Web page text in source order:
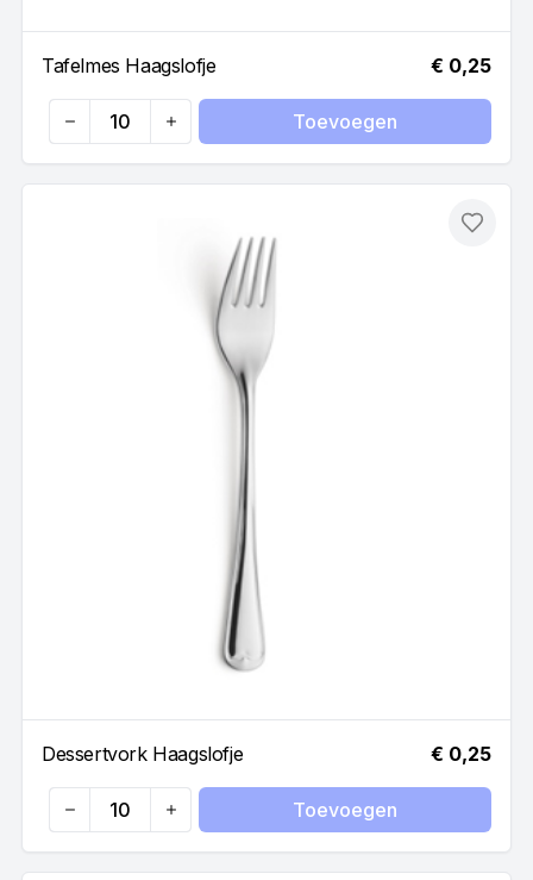
Tafelmes Haagslofje € 0,25
Quantity
Toevoegen
Dessertvork Haagslofje € 0,25
Quantity
Toevoegen